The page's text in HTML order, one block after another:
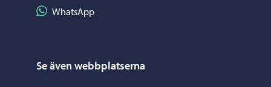
Dela på WhatsApp
WhatsApp
Se även webbplatserna